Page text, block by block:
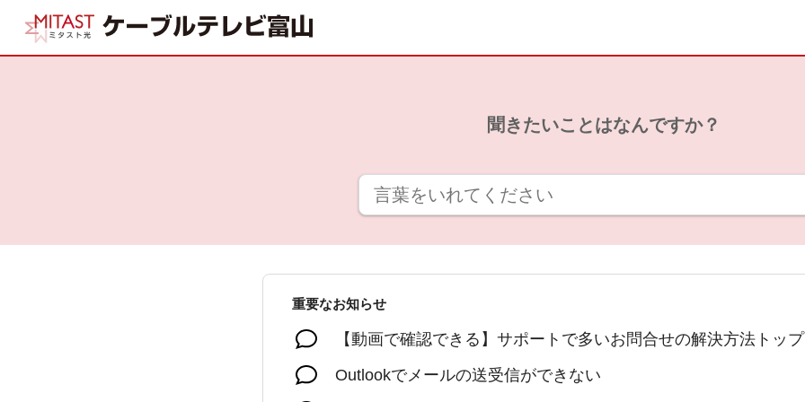
聞きたいことはなんですか？
重要なお知らせ
【動画で確認できる】サポートで多いお問合せの解決方法トッ
Outlookでメールの送受信ができない